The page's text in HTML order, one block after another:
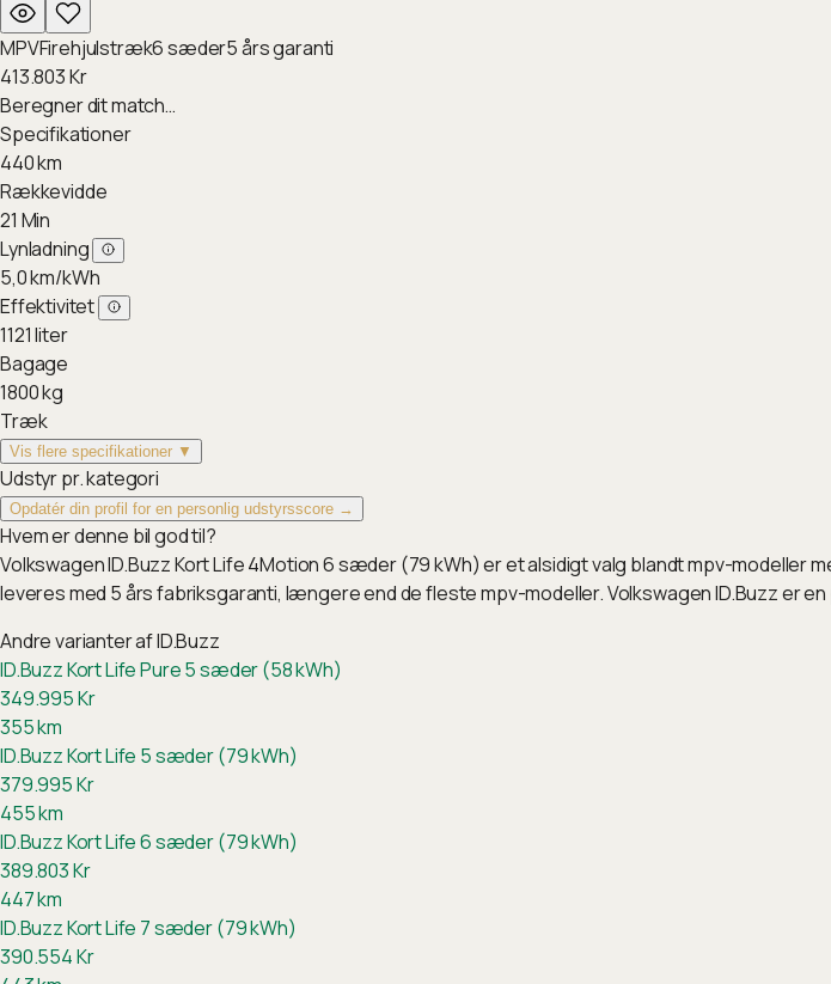
MPVFirehjulstræk6sæder5års garanti
413.803Kr
Beregner dit match…
Specifikationer
440km
Rækkevidde
21 Min
Lynladning
5,0km/kWh
Effektivitet
1121liter
Bagage
1800kg
Træk
Vis flere specifikationer ▼
Udstyr pr. kategori
Opdatér din profil for en personlig udstyrsscore →
Hvem er denne bil god til?
Volkswagen ID.Buzz Kort Life 4Motion 6 sæder (79 kWh) er et alsidigt valg blandt mpv-modeller
leveres med 5 års fabriksgaranti, længere end de fleste mpv-modeller. Volkswagen ID.Buzz er
Andre varianter afID.Buzz
ID.Buzz Kort Life Pure 5 sæder (58 kWh)
349.995Kr
355km
ID.Buzz Kort Life 5 sæder (79 kWh)
379.995Kr
455km
ID.Buzz Kort Life 6 sæder (79 kWh)
389.803Kr
447km
ID.Buzz Kort Life 7 sæder (79 kWh)
390.554Kr